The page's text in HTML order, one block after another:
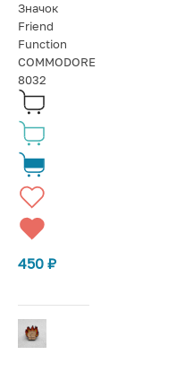
Значок
Friend
Function
COMMODORE
8032
450 ₽